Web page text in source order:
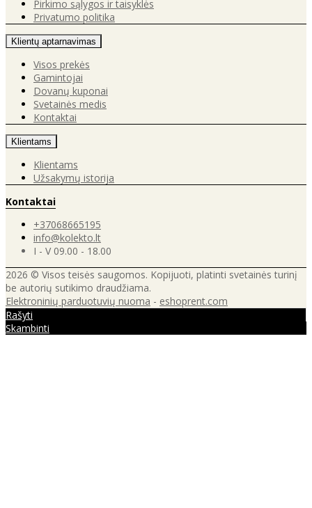
Pirkimo sąlygos ir taisyklės
Privatumo politika
Klientų aptarnavimas
Visos prekės
Gamintojai
Dovanų kuponai
Svetainės medis
Kontaktai
Klientams
Klientams
Užsakymų istorija
Kontaktai
+37068665195
info@kolekto.lt
I - V 09.00 - 18.00
2026 © Visos teisės saugomos. Kopijuoti, platinti svetainės turinį
be autorių sutikimo draudžiama.
Elektroninių parduotuvių nuoma - eshoprent.com
Rašyti
Skambinti